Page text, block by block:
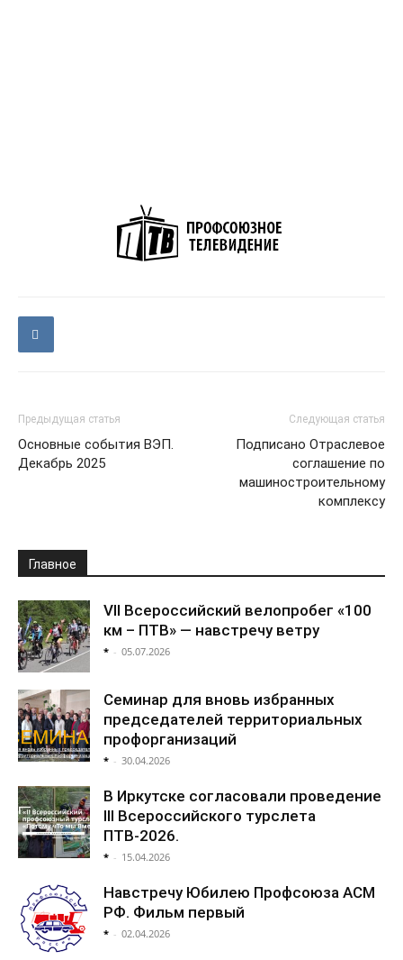
Предыдущая статья
Основные события ВЭП.
Декабрь 2025
Следующая статья
Подписано Отраслевое
соглашение по
машиностроительному
комплексу
Главное
VII Всероссийский велопробег «100
км – ПТВ» — навстречу ветру
* - 05.07.2026
Семинар для вновь избранных
председателей территориальных
профорганизаций
* - 30.04.2026
В Иркутске согласовали проведение
III Всероссийского турслета
ПТВ-2026.
* - 15.04.2026
Навстречу Юбилею Профсоюза АСМ
РФ. Фильм первый
* - 02.04.2026